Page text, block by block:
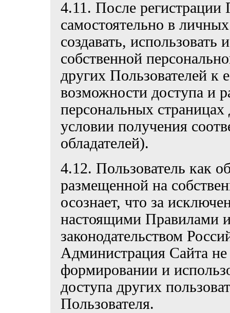
4.11. После регистрации
самостоятельно в
создавать, использовать
собственной
других Пользователей к
возможности доступа и
персональных
условии получения
обладателей).
4.12. Пользователь как
размещенной на
осознает, что за
настоящими Правилами
законодательством
Администрация Сайта
формировании и
доступа других
Пользователя.